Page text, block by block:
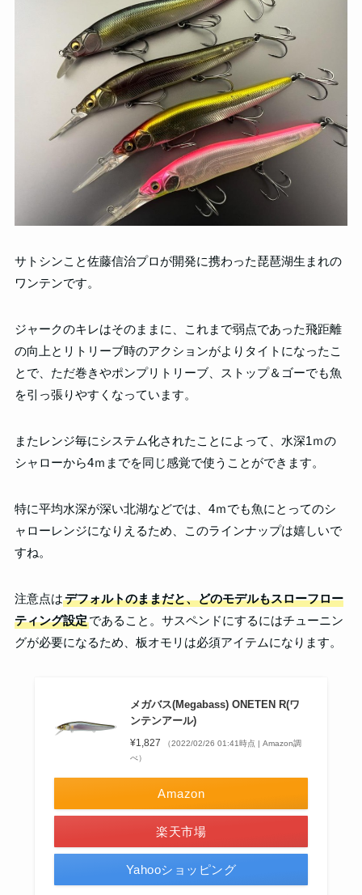
サトシンこと佐藤信治プロが開発に携わった琵琶湖生まれの
ワンテンです。
ジャークのキレはそのままに、これまで弱点であった飛距離
の向上とリトリーブ時のアクションがよりタイトになったこ
とで、ただ巻きやポンプリトリーブ、ストップ＆ゴーでも魚
を引っ張りやすくなっています。
またレンジ毎にシステム化されたことによって、水深1ｍの
シャローから4ｍまでを同じ感覚で使うことができます。
特に平均水深が深い北湖などでは、4ｍでも魚にとってのシ
ャローレンジになりえるため、このラインナップは嬉しいで
すね。
注意点はデフォルトのままだと、どのモデルもスローフロー
ティング設定であること。サスペンドにするにはチューニン
グが必要になるため、板オモリは必須アイテムになります。
メガバス(Megabass) ONETEN R(ワ
ンテンアール)
¥1,827
（2022/02/26 01:41時点 | Amazon調
べ）
Amazon
楽天市場
Yahooショッピング